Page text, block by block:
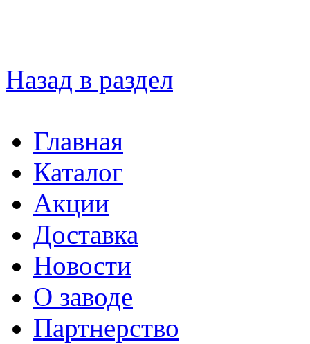
Назад в раздел
Главная
Каталог
Акции
Доставка
Новости
О заводе
Партнерство